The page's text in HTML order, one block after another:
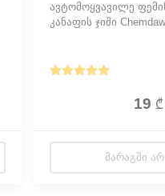
ავტომოყვავილე
კანაფის ჯიში
საშუალო ზომის
19 ₾
ᲛᲐᲠᲐᲒᲨᲘ